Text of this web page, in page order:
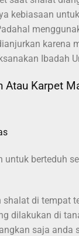
kebiasaan
karena
Ibadah
Atau Karpet
untuk berteduh
shalat di tempat
dilakukan di
saja anda